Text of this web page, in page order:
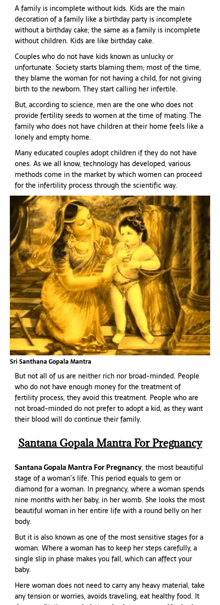
A family is incomplete without kids. Kids are the main
decoration of a family like a birthday party is incomplete
without a birthday cake; the same as a family is incomplete
without children. Kids are like birthday cake.
Couples who do not have kids known as unlucky or
unfortunate. Society starts blaming them; most of the time,
they blame the woman for not having a child, for not giving
birth to the newborn. They start calling her infertile.
But, according to science, men are the one who does not
provide fertility seeds to women at the time of mating. The
family who does not have children at their home feels like a
lonely and empty home.
Many educated couples adopt children if they do not have
ones. As we all know, technology has developed, various
methods come in the market by which women can proceed
for the infertility process through the scientific way.
Sri Santhana Gopala Mantra
But not all of us are neither rich nor broad-minded. People
who do not have enough money for the treatment of
fertility process, they avoid this treatment. People who are
not broad-minded do not prefer to adopt a kid, as they want
their blood will do continue their family.
Santana Gopala Mantra For Pregnancy
Santana Gopala Mantra For Pregnancy, the most beautiful
stage of a woman’s life. This period equals to gem or
diamond for a woman. In pregnancy, where a woman spends
nine months with her baby, in her womb. She looks the most
beautiful woman in her entire life with a round belly on her
body.
But it is also known as one of the most sensitive stages for a
woman. Where a woman has to keep her steps carefully, a
single slip in phase makes you fall, which can affect your
baby.
Here woman does not need to carry any heavy material, take
any tension or worries, avoids traveling, eat healthy food. It